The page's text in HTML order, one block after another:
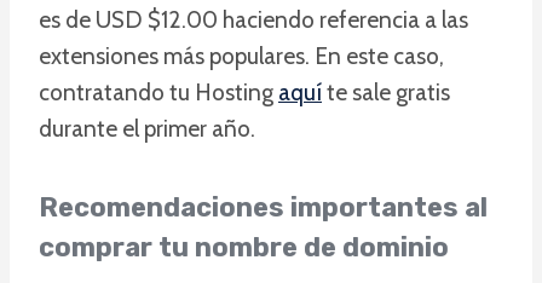
es de USD $12.00 haciendo referencia a las
extensiones más populares. En este caso,
contratando tu Hosting aquíte sale gratis
durante el primer año.
Recomendaciones importantes al
comprar tu nombre de dominio